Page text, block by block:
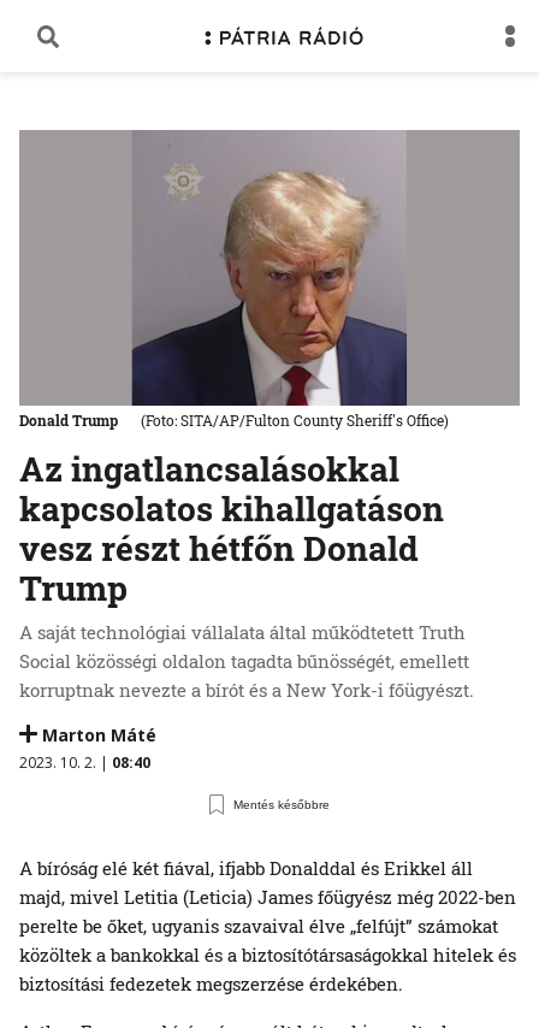
Az ingatlancsalásokkal
kapcsolatos kihallgatáson
vesz részt hétfőn Donald
Trump
A saját technológiai vállalata által működtetett Truth
Social közösségi oldalon tagadta bűnösségét, emellett
korruptnak nevezte a bírót és a New York-i főügyészt.
Marton Máté
2023. 10. 2. | 08:40
Mentés későbbre
Donald Trump (Foto: SITA/AP/Fulton County Sheriff's Office)
A bíróság elé két fiával, ifjabb Donalddal és Erikkel áll
majd, mivel Letitia (Leticia) James főügyész még 2022-ben
perelte be őket, ugyanis szavaival élve „felfújt” számokat
közöltek a bankokkal és a biztosítótársaságokkal hitelek és
biztosítási fedezetek megszerzése érdekében.